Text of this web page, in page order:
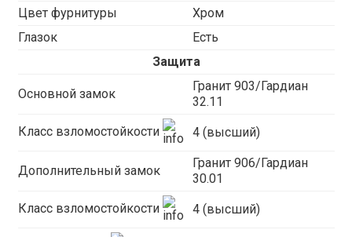
Цвет фурнитуры
Хром
Глазок
Есть
Защита
Основной замок
Гранит 903/Гардиан
32.11
Класс взломостойкости 4 (высший)
Дополнительный замок
Гранит 906/Гардиан
30.01
Класс взломостойкости 4 (высший)